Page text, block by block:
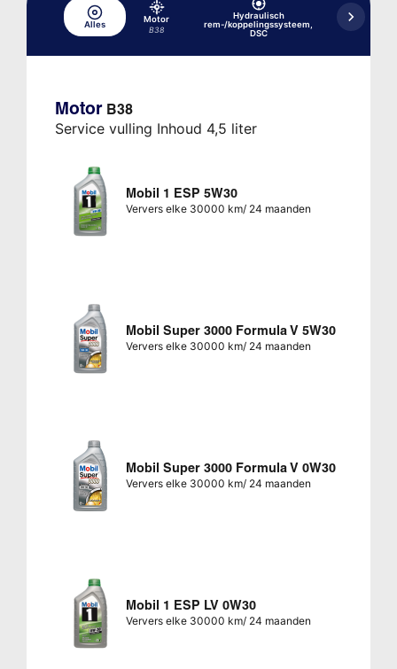
Alles
Motor
B38
Hydraulisch
rem-/koppelingssysteem,
DSC
Koelsysteem
Motor B38
Service vulling Inhoud 4,5 liter
Mobil 1 ESP 5W30
Ververs elke 30000 km/ 24 maanden
Mobil Super 3000 Formula V 5W30
Ververs elke 30000 km/ 24 maanden
Mobil Super 3000 Formula V 0W30
Ververs elke 30000 km/ 24 maanden
Mobil 1 ESP LV 0W30
Ververs elke 30000 km/ 24 maanden